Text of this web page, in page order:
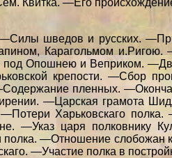
Квитка. —Его
шведов и русских.
Карагольмом
под Опошнею и Веприком.
крепости. —Сбор
пленных.
—Царская грамота
Харьковскаго
—Указ царя полковнику
—Отношение
—Участие полка в